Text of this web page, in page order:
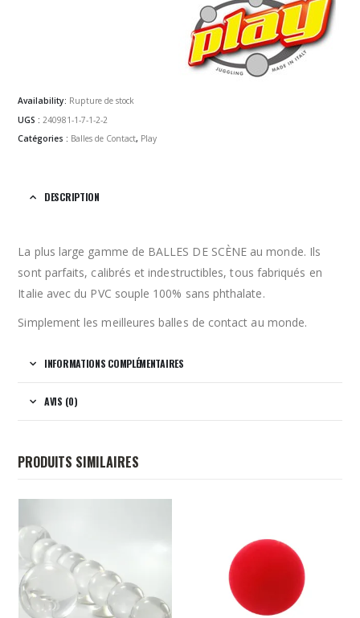
Availability: Rupture de stock
UGS : 240981-1-7-1-2-2
Catégories : Balles de Contact, Play
DESCRIPTION
La plus large gamme de BALLES DE SCÈNE au monde. Ils
sont parfaits, calibrés et indestructibles, tous fabriqués en
Italie avec du PVC souple 100% sans phthalate.
Simplement les meilleures balles de contact au monde.
INFORMATIONS COMPLÉMENTAIRES
AVIS (0)
PRODUITS SIMILAIRES